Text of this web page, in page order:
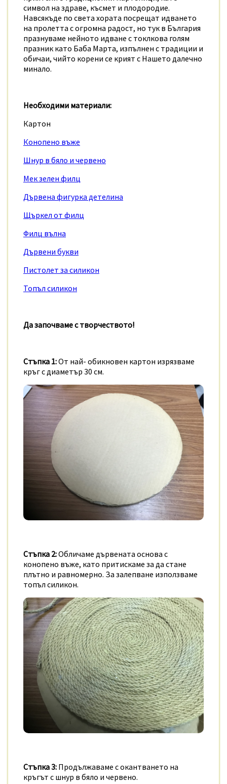
символ на здраве, късмет и плодородие.
Навсякъде по света хората посрещат идването
на пролетта с огромна радост, но тук в България
празнуваме нейното идване с токлкова голям
празник като Баба Марта, изпълнен с традиции и
обичаи, чийто корени се крият с Нашето далечно
минало.
Необходими материали:
Картон
Конопено въже
Шнур в бяло и червено
Мек зелен филц
Дървена фигурка детелина
Щъркел от филц
Филц вълна
Дървени букви
Пистолет за силикон
Топъл силикон
Да започваме с творчеството!
Стъпка 1:От най- обикновен картон изрязваме
кръг с диаметър 30 см.
Стъпка 2:Обличаме дървената основа с
конопено въже, като притискаме за да стане
плътно и равномерно. За залепване използваме
топъл силикон.
Стъпка 3: Продължаваме с окантването на
кръгът с шнур в бяло и червено.